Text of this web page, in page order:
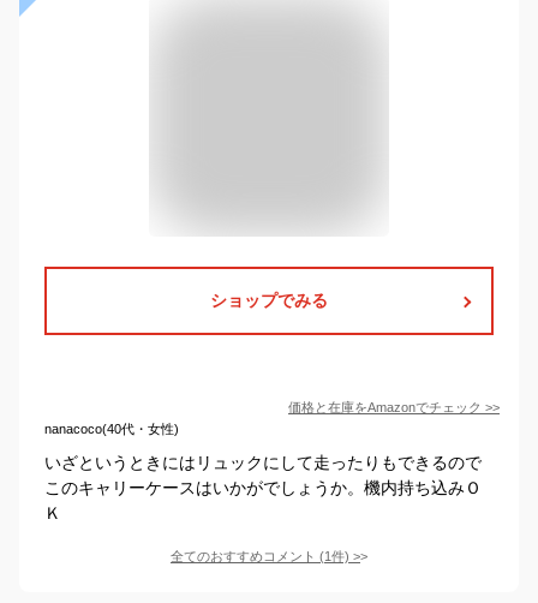
ショップでみる
価格と在庫をAmazonでチェック >>
nanacoco(40代・女性)
いざというときにはリュックにして走ったりもできるので
このキャリーケースはいかがでしょうか。機内持ち込みＯ
Ｋ
全てのおすすめコメント (1件) >